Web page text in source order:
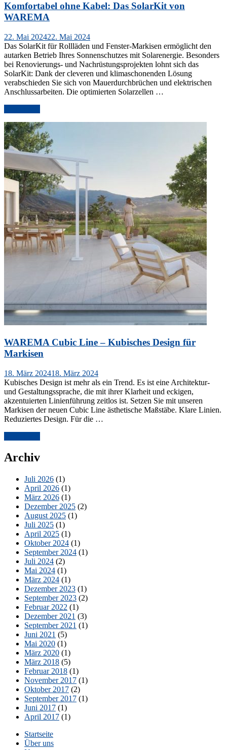
Komfortabel ohne Kabel: Das SolarKit von
WAREMA
Veröffentlicht
am
22. Mai 202422. Mai 2024
Das SolarKit für Rollläden und Fenster-Markisen ermöglicht den
autarken Betrieb Ihres Sonnenschutzes mit Solarenergie. Besonders
bei Renovierungs- und Nachrüstungsprojekten lohnt sich das
SolarKit: Dank der cleveren und klimaschonenden Lösung
verabschieden Sie sich von Mauerdurchbrüchen und elektrischen
Anschlussarbeiten. Die optimierten Solarzellen …
Kabel:
Das
SolarKit
von
WAREMA Cubic Line – Kubisches Design für
Markisen
Veröffentlicht
am
18. März 202418. März 2024
Kubisches Design ist mehr als ein Trend. Es ist eine Architektur-
und Gestaltungssprache, die mit ihrer Klarheit und eckigen,
akzentuierten Linienführung zeitlos ist. Setzen Sie mit unseren
Markisen der neuen Cubic Line ästhetische Maßstäbe. Klare Linien.
Reduziertes Design. Für die …
Line
–
Design
Markisen“
Archiv
Juli 2026 (1)
April 2026 (1)
März 2026 (1)
Dezember 2025 (2)
August 2025 (1)
Juli 2025 (1)
April 2025 (1)
Oktober 2024 (1)
September 2024 (1)
Juli 2024 (2)
Mai 2024 (1)
März 2024 (1)
Dezember 2023 (1)
September 2023 (2)
Februar 2022 (1)
Dezember 2021 (3)
September 2021 (1)
Juni 2021 (5)
Mai 2020 (1)
März 2020 (1)
März 2018 (5)
Februar 2018 (1)
November 2017 (1)
Oktober 2017 (2)
September 2017 (1)
Juni 2017 (1)
April 2017 (1)
Startseite
Über uns